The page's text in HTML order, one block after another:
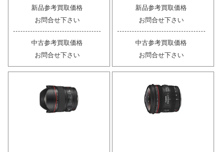
新品参考買取価格
お問合せ下さい
中古参考買取価格
お問合せ下さい
新品参考買取価格
お問合せ下さい
中古参考買取価格
お問合せ下さい